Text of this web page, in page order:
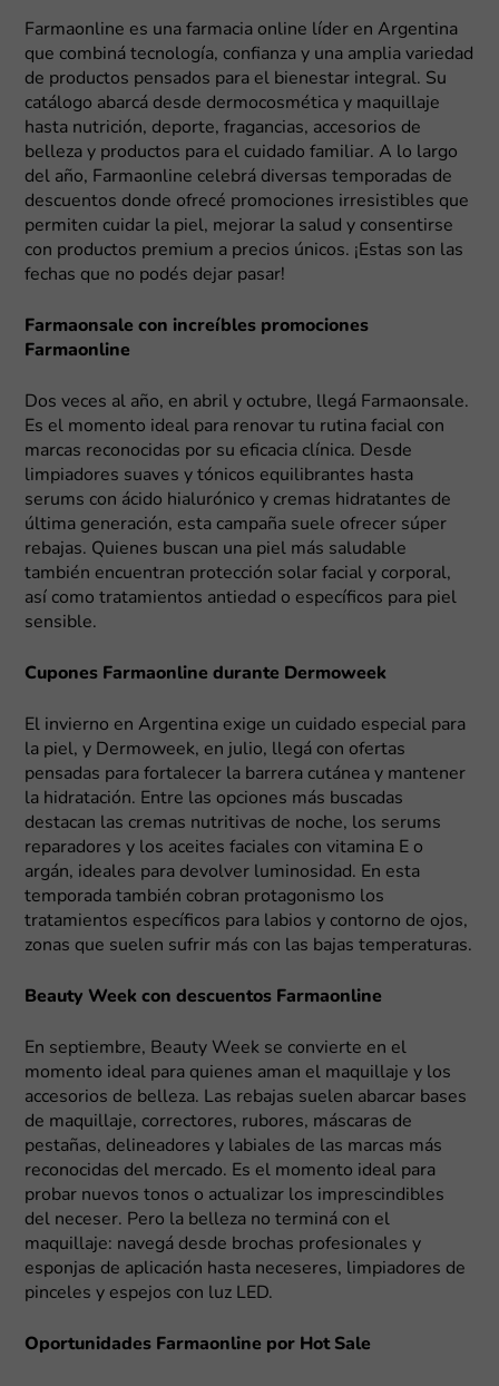
Farmaonline es una farmacia online líder en Argentina
que combiná tecnología, confianza y una amplia variedad
de productos pensados para el bienestar integral. Su
catálogo abarcá desde dermocosmética y maquillaje
hasta nutrición, deporte, fragancias, accesorios de
belleza y productos para el cuidado familiar. A lo largo
del año, Farmaonline celebrá diversas temporadas de
descuentos donde ofrecé promociones irresistibles que
permiten cuidar la piel, mejorar la salud y consentirse
con productos premium a precios únicos. ¡Estas son las
fechas que no podés dejar pasar!
Farmaonsale con increíbles promociones
Farmaonline
Dos veces al año, en abril y octubre, llegá Farmaonsale.
Es el momento ideal para renovar tu rutina facial con
marcas reconocidas por su eficacia clínica. Desde
limpiadores suaves y tónicos equilibrantes hasta
serums con ácido hialurónico y cremas hidratantes de
última generación, esta campaña suele ofrecer súper
rebajas. Quienes buscan una piel más saludable
también encuentran protección solar facial y corporal,
así como tratamientos antiedad o específicos para piel
sensible.
Cupones Farmaonline durante Dermoweek
El invierno en Argentina exige un cuidado especial para
la piel, y Dermoweek, en julio, llegá con ofertas
pensadas para fortalecer la barrera cutánea y mantener
la hidratación. Entre las opciones más buscadas
destacan las cremas nutritivas de noche, los serums
reparadores y los aceites faciales con vitamina E o
argán, ideales para devolver luminosidad. En esta
temporada también cobran protagonismo los
tratamientos específicos para labios y contorno de ojos,
zonas que suelen sufrir más con las bajas temperaturas.
Beauty Week con descuentos Farmaonline
En septiembre, Beauty Week se convierte en el
momento ideal para quienes aman el maquillaje y los
accesorios de belleza. Las rebajas suelen abarcar bases
de maquillaje, correctores, rubores, máscaras de
pestañas, delineadores y labiales de las marcas más
reconocidas del mercado. Es el momento ideal para
probar nuevos tonos o actualizar los imprescindibles
del neceser. Pero la belleza no terminá con el
maquillaje: navegá desde brochas profesionales y
esponjas de aplicación hasta neceseres, limpiadores de
pinceles y espejos con luz LED.
Oportunidades Farmaonline por Hot Sale